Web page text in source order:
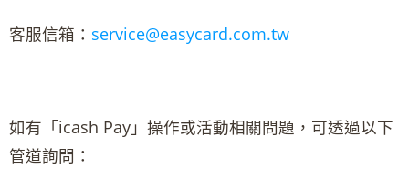
客服信箱： service@easycard.com.tw
如有「icash Pay」操作或活動相關問題，可透過以下
管道詢問：